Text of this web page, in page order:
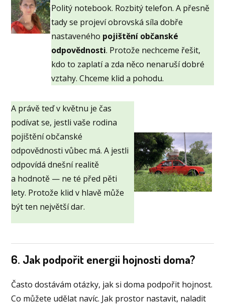
Politý notebook. Rozbitý telefon. A přesně
tady se projeví obrovská síla dobře
nastaveného pojištění občanské
odpovědnosti. Protože nechceme řešit,
kdo to zaplatí a zda něco nenaruší dobré
vztahy. Chceme klid a pohodu.
A právě teď v květnu je čas
podívat se, jestli vaše rodina
pojištění občanské
odpovědnosti vůbec má. A jestli
odpovídá dnešní realitě
a hodnotě — ne té před pěti
lety. Protože klid v hlavě může
být ten největší dar.
6. Jak podpořit energii hojnosti doma?
Často dostávám otázky, jak si doma podpořit hojnost.
Co můžete udělat navíc. Jak prostor nastavit, naladit